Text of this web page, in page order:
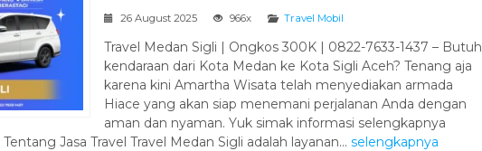
26 August 2025 966x Travel Mobil
Travel Medan Sigli | Ongkos 300K | 0822-7633-1437 – Butuh
kendaraan dari Kota Medan ke Kota Sigli Aceh? Tenang aja
karena kini Amartha Wisata telah menyediakan armada
Hiace yang akan siap menemani perjalanan Anda dengan
aman dan nyaman. Yuk simak informasi selengkapnya
Jasa Travel Travel Medan Sigli adalah layanan... selengkapnya